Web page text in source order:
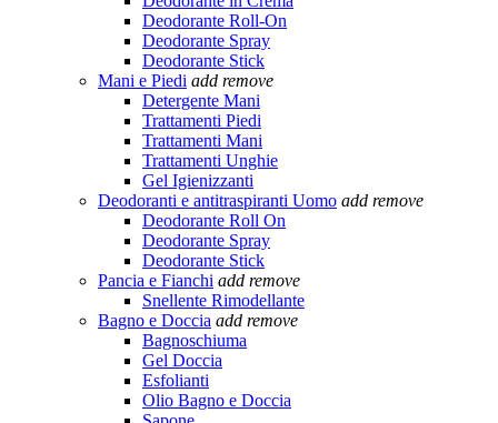
Deodorante Roll-On
Deodorante Spray
Deodorante Stick
Mani e Piedi add remove
Detergente Mani
Trattamenti Piedi
Trattamenti Mani
Trattamenti Unghie
Gel Igienizzanti
Deodoranti e antitraspiranti Uomo add remove
Deodorante Roll On
Deodorante Spray
Deodorante Stick
Pancia e Fianchi add remove
Snellente Rimodellante
Bagno e Doccia add remove
Bagnoschiuma
Gel Doccia
Esfolianti
Olio Bagno e Doccia